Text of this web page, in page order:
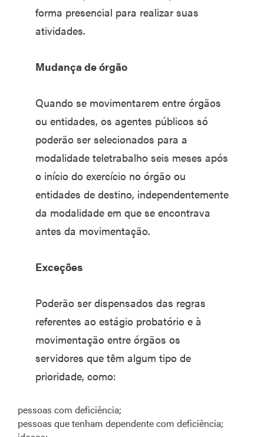
forma presencial para realizar suas
atividades.
Mudança de órgão
Quando se movimentarem entre órgãos
ou entidades, os agentes públicos só
poderão ser selecionados para a
modalidade teletrabalho seis meses após
o início do exercício no órgão ou
entidades de destino, independentemente
da modalidade em que se encontrava
antes da movimentação.
Exceções
Poderão ser dispensados das regras
referentes ao estágio probatório e à
movimentação entre órgãos os
servidores que têm algum tipo de
prioridade, como:
pessoas com deficiência;
pessoas que tenham dependente com deficiência;